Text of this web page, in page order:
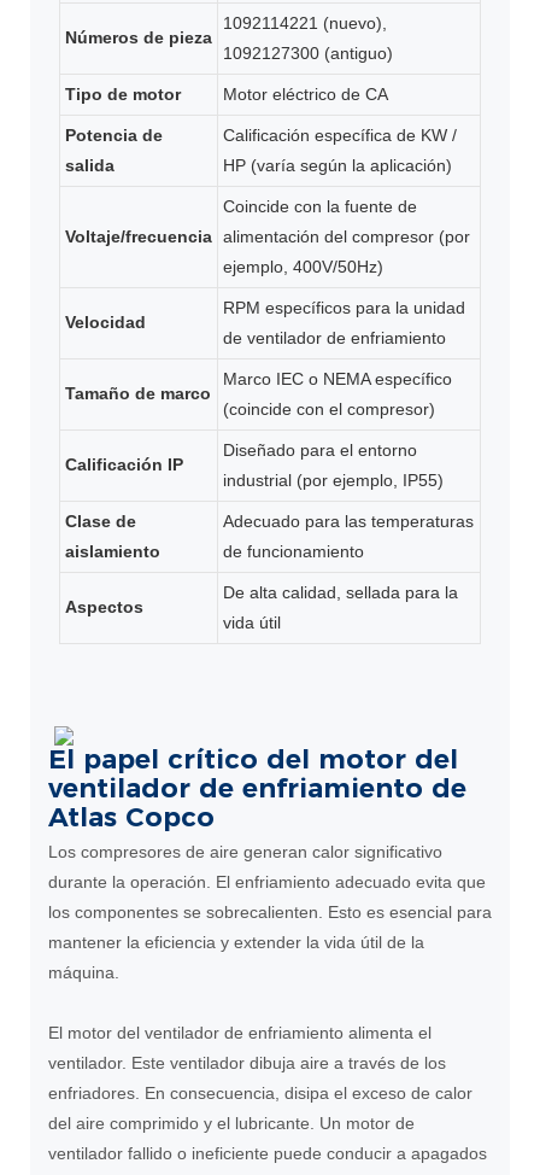
Números de pieza
1092114221 (nuevo),
1092127300 (antiguo)
Tipo de motor Motor eléctrico de CA
Potencia de
salida
Calificación específica de KW /
HP (varía según la aplicación)
Voltaje/frecuencia
Coincide con la fuente de
alimentación del compresor (por
ejemplo, 400V/50Hz)
Velocidad
RPM específicos para la unidad
de ventilador de enfriamiento
Tamaño de marco
Marco IEC o NEMA específico
(coincide con el compresor)
Calificación IP
Diseñado para el entorno
industrial (por ejemplo, IP55)
Clase de
aislamiento
Adecuado para las temperaturas
de funcionamiento
Aspectos
De alta calidad, sellada para la
vida útil
El papel crítico del motor del
ventilador de enfriamiento de
Atlas Copco
Los compresores de aire generan calor significativo
durante la operación. El enfriamiento adecuado evita que
los componentes se sobrecalienten. Esto es esencial para
mantener la eficiencia y extender la vida útil de la
máquina.
El motor del ventilador de enfriamiento alimenta el
ventilador. Este ventilador dibuja aire a través de los
enfriadores. En consecuencia, disipa el exceso de calor
del aire comprimido y el lubricante. Un motor de
ventilador fallido o ineficiente puede conducir a apagados